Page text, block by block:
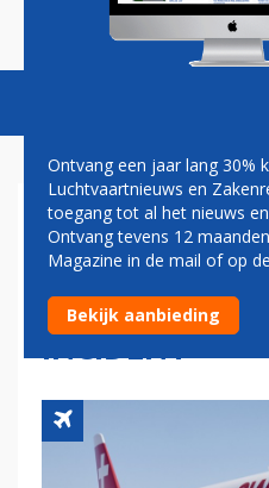
Magazine
SWISS-
VERBAND MET
INCIDENT
Ontvang een jaar lang 30%
Luchtvaartnieuws en
toegang tot al het nieuws
Ontvang tevens 12
Magazine in de mail of op
Bekijk aanbieding